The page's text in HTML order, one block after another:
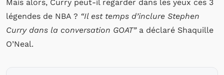
Mais alors, Curry peut-il regarder dans les yeux ces 3
légendes de NBA ? “Il est temps d’inclure Stephen
Curry dans la conversation GOAT” a déclaré Shaquille
O’Neal.